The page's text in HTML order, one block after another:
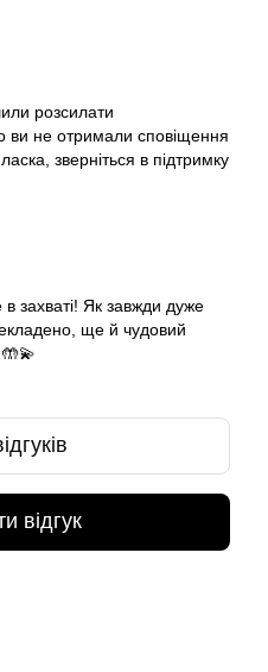
розсилати
не отримали сповіщення
зверніться в підтримку
в захваті! Як завжди дуже
ще й чудовий
відгук